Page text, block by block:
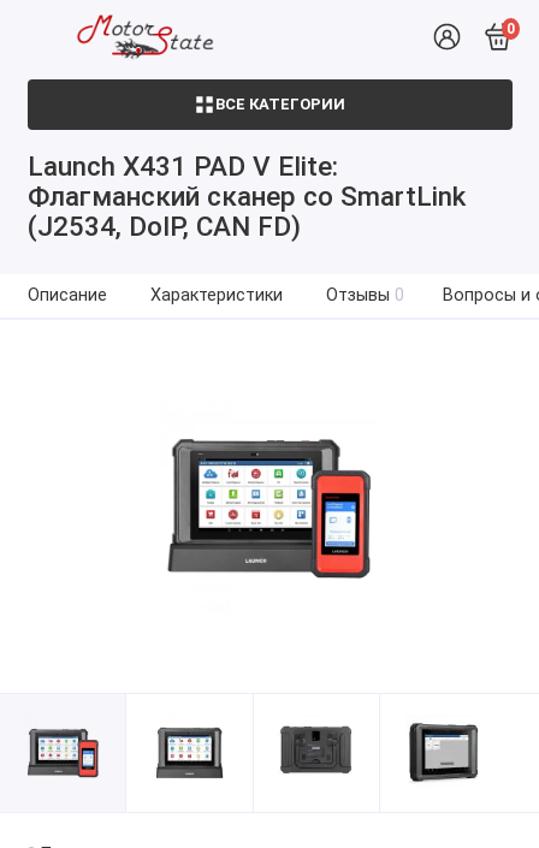
0
ВСЕ КАТЕГОРИИ
Launch X431 PAD V Elite:
Флагманский сканер со SmartLink
(J2534, DoIP, CAN FD)
Описание Характеристики Отзывы 0 Вопросы и